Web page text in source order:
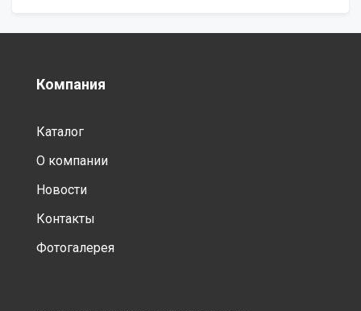
Компания
Каталог
О компании
Новости
Контакты
Фотогалерея